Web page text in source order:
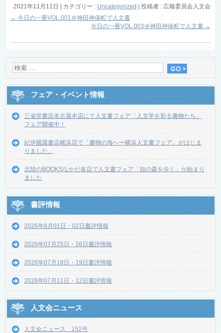
2021年11月11日 カテゴリー : Uncategorized
投稿者 : 広報委員会人文会
← 今日の一冊VOL.001＠神田神保町で人文書
今日の一冊VOL.003＠神田神保町で人文書 →
フェア・イベント情報
三省堂書店名古屋本店にて人文書フェア「人文学を彩る書物たち」
フェア開催中！
紀伊國屋書店横浜店で「書物の海へー横浜人文書フェア」がはじま
りました。
北陸のBOOKSなかだ各店で人文書フェア「知の森を歩く」が始まり
ました
書評情報
2026年8月01日・02日書評情報
2026年07月25日・26日書評情報
2026年07月18日・19日書評情報
2026年07月11日・12日書評情報
人文会ニュース
人文会ニュース 152号